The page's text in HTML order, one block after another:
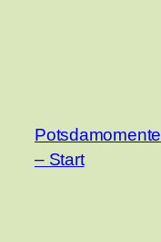
Potsdamomente
– Start